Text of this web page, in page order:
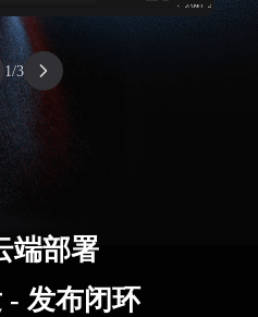
1/3
端部署
- 发布闭环